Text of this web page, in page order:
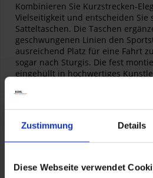
Zustimmung Details
Diese Webseite verwendet
Kombinieren Sie Kurzstrecken-
Vielseitigkeit und entscheiden Sie
Satteltaschen. Die Taschen
geschwungenen Linien den
ausreichend Platz für eine Fahrt
sogar nach Sturgis. Die fest
eingehüllt in hochwertiges
Lebensdauer. Die traditionellen
Schnellverschlüsse, die das
Chrom-Schnallen garantieren
Davidson Look. Volumen:
Artikelnummer:90330-08